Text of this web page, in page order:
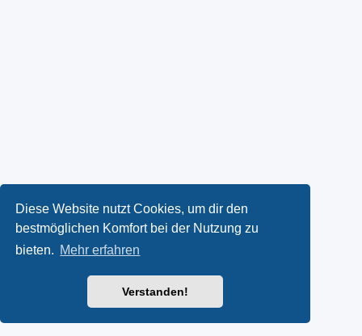
Diese Website nutzt Cookies, um dir den
bestmöglichen Komfort bei der Nutzung zu
bieten. Mehr erfahren
Verstanden!